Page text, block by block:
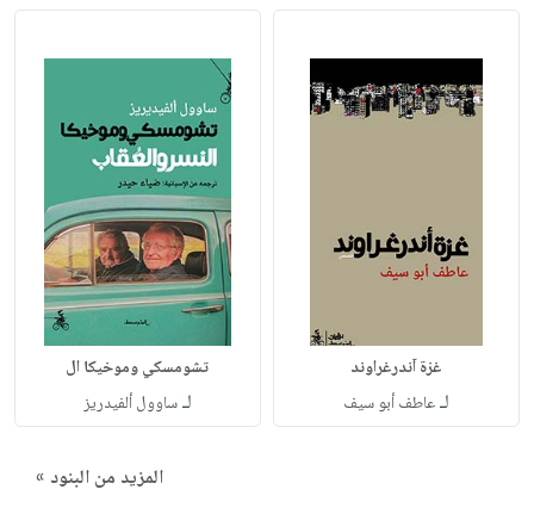
غزة آندرغراوند
لـعاطف أبو سيف
تشومسكي وموخيكا ال
لـساوول ألفيدريز
المزيد من البنود »